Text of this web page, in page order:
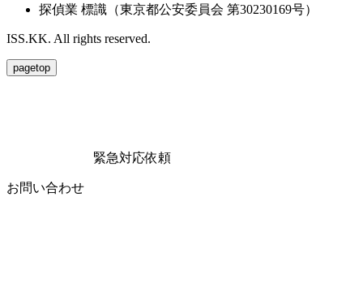
探偵業 標識（東京都公安委員会 第30230169号）
ISS.KK. All rights reserved.
pagetop
緊急対応依頼
お問い合わせ